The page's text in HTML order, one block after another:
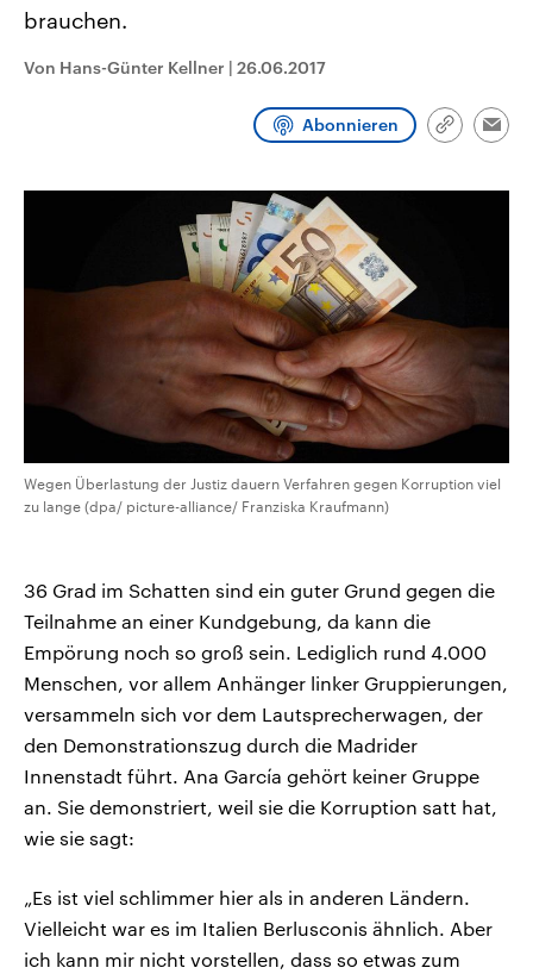
Umfragen, Prognosen,
und Hintergründe zu den Parteien
und Kandidaten der anstehenden
Sendungen Programm Podcasts
brauchen.
Von Hans-Günter Kellner | 26.06.2017
Abonnieren
Link
Wegen Überlastung der Justiz dauern Verfahren gegen Korruption viel
zu lange (dpa/ picture-alliance/ Franziska Kraufmann)
36 Grad im Schatten sind ein guter Grund gegen die
Teilnahme an einer Kundgebung, da kann die
Empörung noch so groß sein. Lediglich rund 4.000
Menschen, vor allem Anhänger linker Gruppierungen,
versammeln sich vor dem Lautsprecherwagen, der
den Demonstrationszug durch die Madrider
Innenstadt führt. Ana García gehört keiner Gruppe
an. Sie demonstriert, weil sie die Korruption satt hat,
wie sie sagt:
„Es ist viel schlimmer hier als in anderen Ländern.
Vielleicht war es im Italien Berlusconis ähnlich. Aber
ich kann mir nicht vorstellen, dass so etwas zum